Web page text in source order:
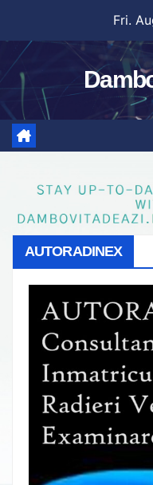
content
Fri.
AUTORADINEX